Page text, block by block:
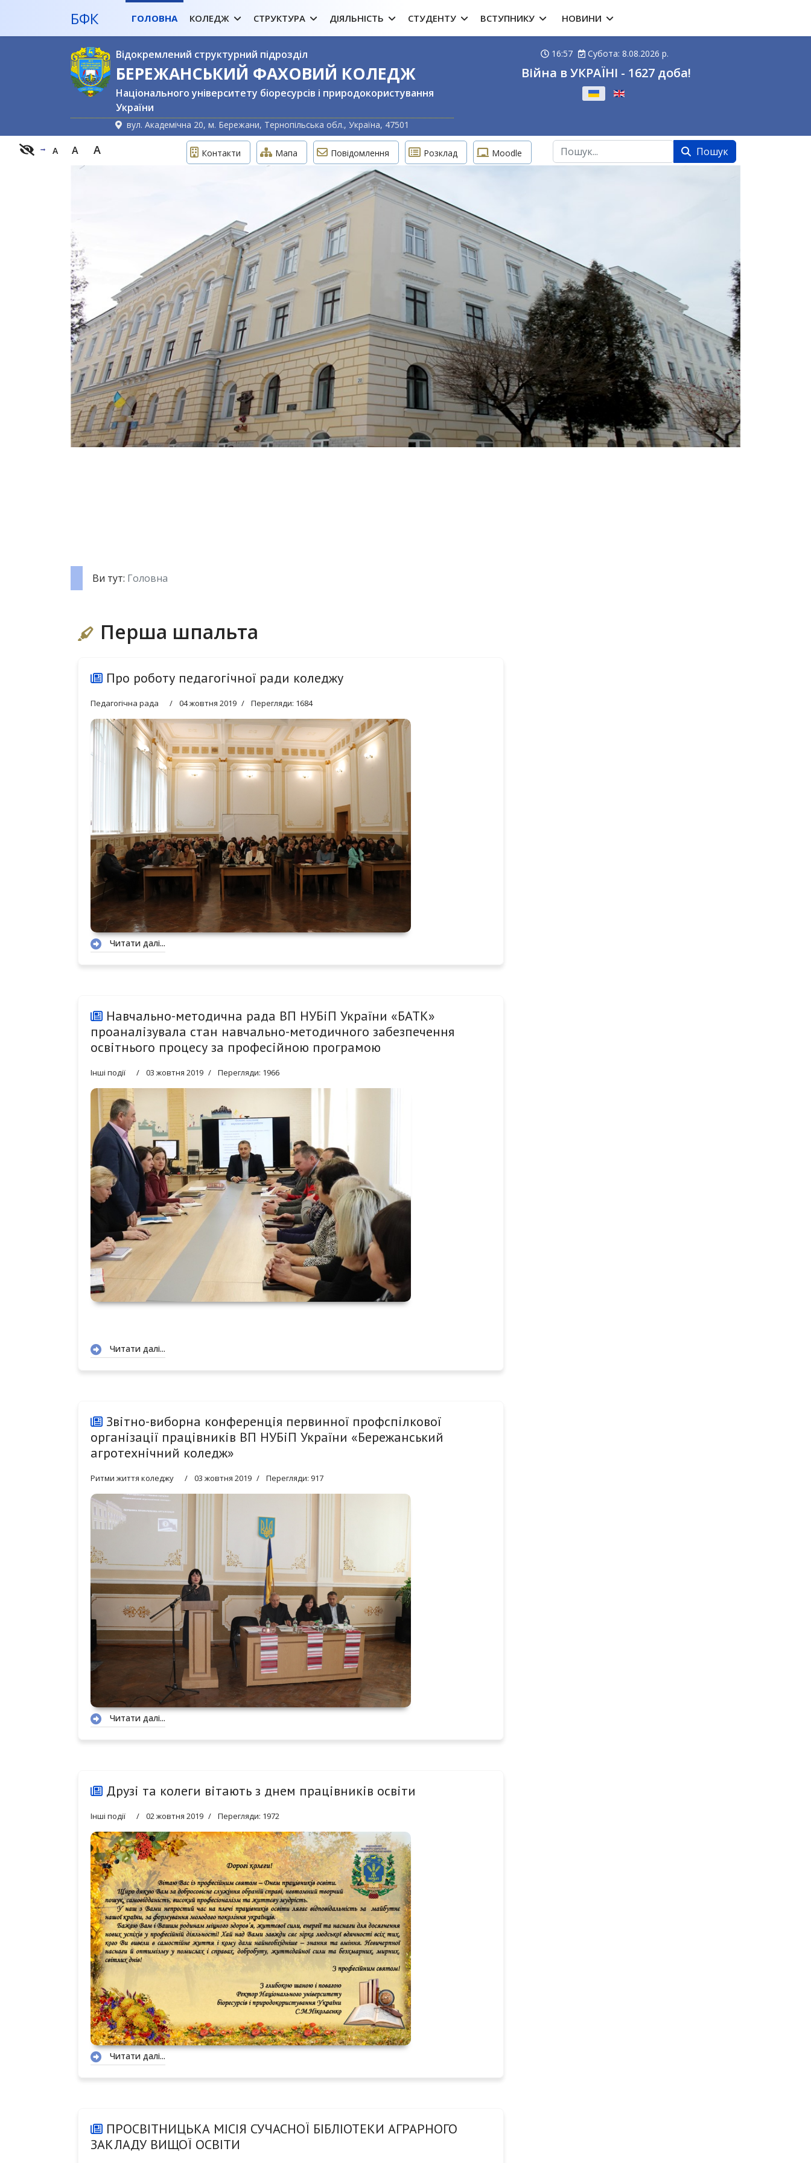
БФК ГОЛОВНА КОЛЕДЖ СТРУКТУРА ДІЯЛЬНІСТЬ СТУДЕНТУ ВСТУПНИКУ НОВИНИ
Відокремлений структурний підрозділ
БЕРЕЖАНСЬКИЙ ФАХОВИЙ КОЛЕДЖ
Національного університету біоресурсів і природокористування
України
вул. Академічна 20, м. Бережани, Тернопільська обл., Україна, 47501
16:57 Субота: 8.08.2026 р.
Війна в УКРАЇНІ - 1627 доба!
A A A Контакти Мапа Повідомлення Розклад Moodle Пошук Пошук
3
4
Ви тут: Головна
Перша шпальта
Про роботу педагогічної ради коледжу
Педагогічна рада 04 жовтня 2019 Перегляди: 1684
Читати далі...
Навчально-методична рада ВП НУБіП України «БАТК»
проаналізувала стан навчально-методичного забезпечення
освітнього процесу за професійною програмою
Інші події 03 жовтня 2019 Перегляди: 1966
Читати далі...
Звітно-виборна конференція первинної профспілкової
організації працівників ВП НУБіП України «Бережанський
агротехнічний коледж»
Ритми життя коледжу 03 жовтня 2019 Перегляди: 917
Читати далі...
Друзі та колеги вітають з днем працівників освіти
Інші події 02 жовтня 2019 Перегляди: 1972
Читати далі...
ПРОСВІТНИЦЬКА МІСІЯ СУЧАСНОЇ БІБЛІОТЕКИ АГРАРНОГО
ЗАКЛАДУ ВИЩОЇ ОСВІТИ